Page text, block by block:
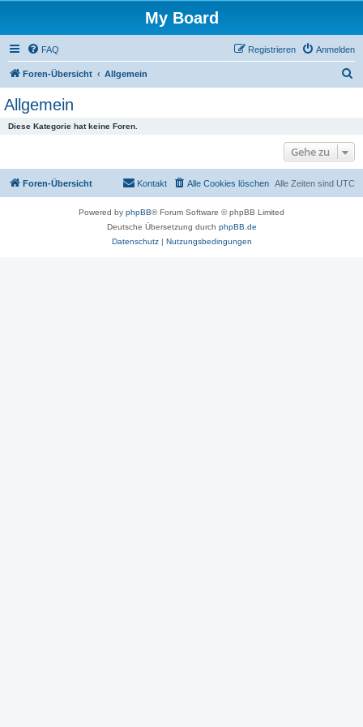
My Board
FAQ Anmelden
Registrieren
Foren-Übersicht Allgemein
Allgemein
Diese Kategorie hat keine Foren.
Gehe zu
Foren-Übersicht Alle Zeiten sind UTC
Alle Cookies löschen
Kontakt
Powered by phpBB® Forum Software © phpBB Limited
Deutsche Übersetzung durch phpBB.de
Datenschutz| Nutzungsbedingungen